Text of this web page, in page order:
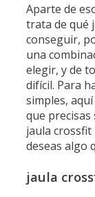
Aparte de
trata de qué
conseguir,
una
elegir, y de
difícil. Para
simples,
que
jaula crossfit
deseas algo
jaula